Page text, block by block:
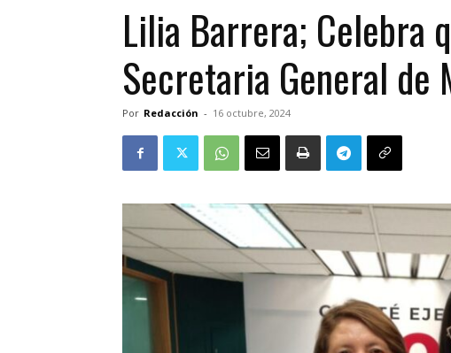
Lilia Barrera; Celebra
Secretaria General de
Por Redacción - 16 octubre, 2024